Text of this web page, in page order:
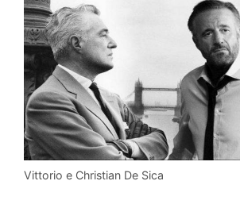
Vittorio e Christian De Sica